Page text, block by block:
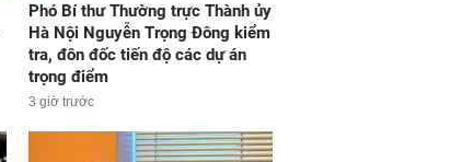
Phó Bí thư Thường trực Thành ủy
Hà Nội Nguyễn Trọng Đông kiểm
tra, đôn đốc tiến độ các dự án
trọng điểm
3 giờ trước